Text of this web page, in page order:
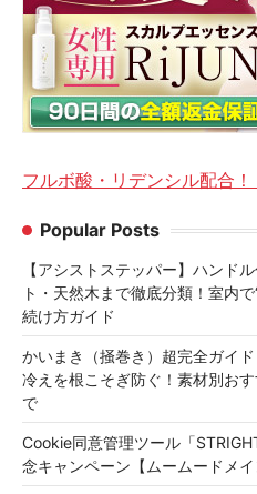
フルボ酸・リデンシル配合！
Popular Posts
【アシストステッパー】ハンド
ト・天然木まで徹底分類！室内
続け方ガイド
かいまき（掻巻き）超完全ガイ
冷えを根こそぎ防ぐ！素材別お
で
Cookie同意管理ツール「
念キャンペーン【ムームードメイ